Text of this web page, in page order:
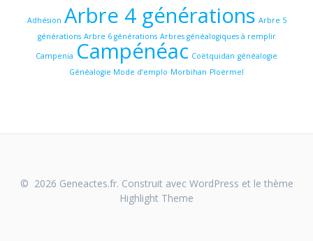
Adhésion Arbre 4 générations Arbre 5
générations Arbre 6 générations Arbres généalogiques à remplir
Campenia Campénéac Coëtquidan généalogie
Généalogie Mode d’emplo Morbihan Ploërmel
© 2026 Geneactes.fr. Construit avec WordPress et le thème
Highlight Theme